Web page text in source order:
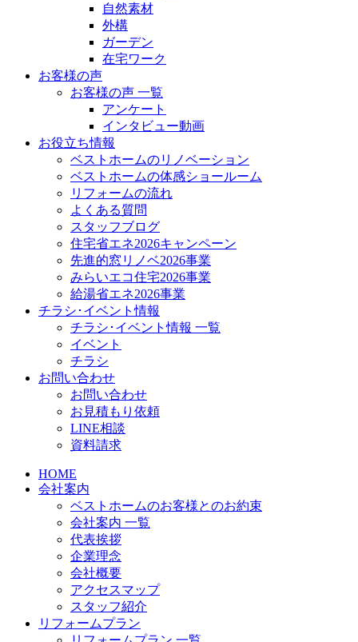
自然素材
外構
ガーデン
在宅ワーク
お客様の声
お客様の声 一覧
アンケート
インタビュー動画
お役立ち情報
ベストホームのリノベーション
ベストホームの体感ショールーム
リフォームの流れ
よくある質問
スタッフブログ
住宅省エネ2026キャンペーン
先進的窓リノベ2026事業
みらいエコ住宅2026事業
給湯省エネ2026事業
チラシ･イベント情報
チラシ･イベント情報 一覧
イベント
チラシ
お問い合わせ
お問い合わせ
お見積もり依頼
LINE相談
資料請求
HOME
会社案内
ベストホームのお客様とのお約束
会社案内 一覧
代表挨拶
企業理念
会社概要
アクセスマップ
スタッフ紹介
リフォームプラン